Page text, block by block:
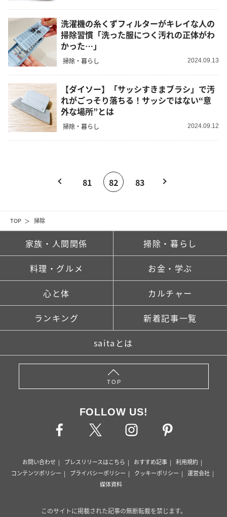
TOP 掃除
洗濯機の糸くずフィルターがキレイな人の
掃除習慣「洗った服につく汚れの正体がわ
かった…」
掃除・暮らし 2024.09.13
【ダイソー】「サッシすきまブラシ」で汚
れがごっそり落ちる！サッシではない“意
外な場所”とは
掃除・暮らし 2024.09.12
81 82 83
家族・人間関係 掃除・暮らし
料理・グルメ お金・学ぶ
心と体 カルチャー
ランキング 新着記事一覧
saitaとは
TOP
FOLLOW US!
お問い合わせ プレスリリースはこちら おすすめ記事
利用規約
コンテンツポリシー
プライバシーポリシー クッキーポリシー
運営会社
媒体資料
このサイトに掲載された記事の無断転載を禁じます。